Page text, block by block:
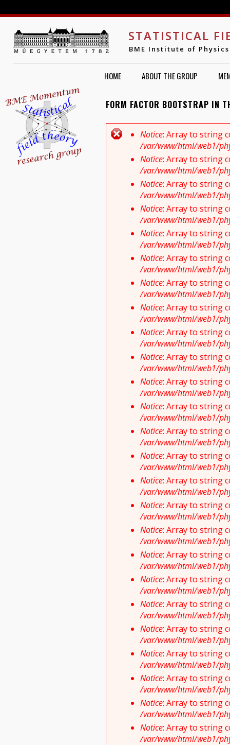
STATISTICAL
BME Institute of Physics
HOME ABOUT THE GROUP
FORM FACTOR BOOTSTRAP IN
ERROR MESSAGE
Notice: Array to string
/var/www/html/web1/
Notice: Array to string
/var/www/html/web1/
Notice: Array to string
/var/www/html/web1/
Notice: Array to string
/var/www/html/web1/
Notice: Array to string
/var/www/html/web1/
Notice: Array to string
/var/www/html/web1/
Notice: Array to string
/var/www/html/web1/
Notice: Array to string
/var/www/html/web1/
Notice: Array to string
/var/www/html/web1/
Notice: Array to string
/var/www/html/web1/
Notice: Array to string
/var/www/html/web1/
Notice: Array to string
/var/www/html/web1/
Notice: Array to string
/var/www/html/web1/
Notice: Array to string
/var/www/html/web1/
Notice: Array to string
/var/www/html/web1/
Notice: Array to string
/var/www/html/web1/
Notice: Array to string
/var/www/html/web1/
Notice: Array to string
/var/www/html/web1/
Notice: Array to string
/var/www/html/web1/
Notice: Array to string
/var/www/html/web1/
Notice: Array to string
/var/www/html/web1/
Notice: Array to string
/var/www/html/web1/
Notice: Array to string
/var/www/html/web1/
Notice: Array to string
/var/www/html/web1/
Notice: Array to string
/var/www/html/web1/